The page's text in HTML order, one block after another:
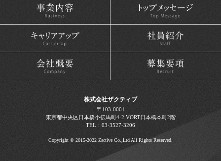
株式会社ザクティブ
〒103-0001
東京都中央区日本橋小伝馬町4-2 VORT日本橋本町2階
TEL：03-3527-3206
Copyright © 2015-2022 Zactive Co.,Ltd All Rights Reserved.